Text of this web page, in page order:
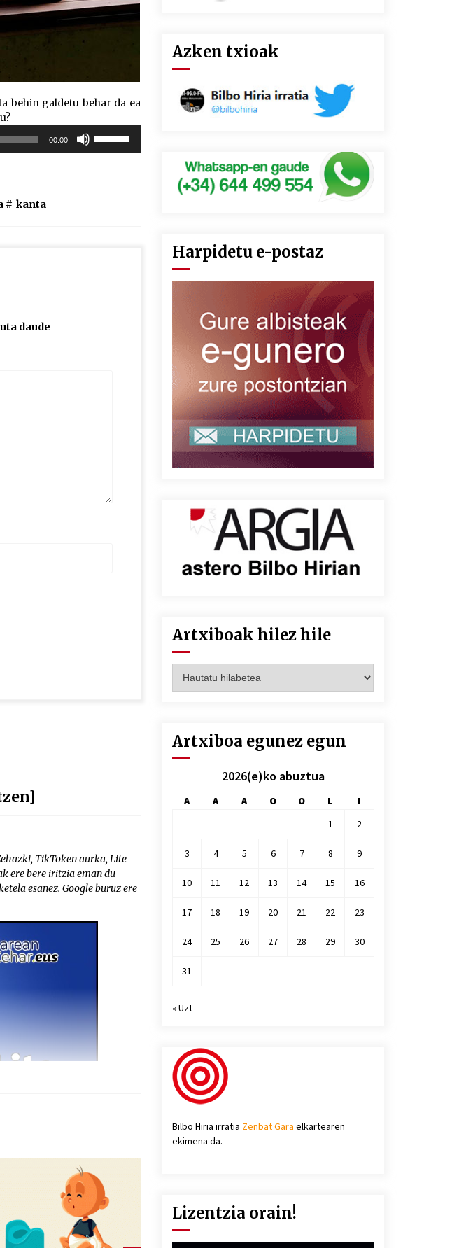
behin galdetu behar da ea
00:00
# kanta
daude
TikToken aurka, Lite
ere bere iritzia eman du
esanez. Google buruz ere
Azken txioak
Harpidetu e-postaz
Artxiboak hilez hile
hilez
Artxiboa egunez egun
2026(e)ko abuztua
A A A O O L
I
1
2
3 4 5 6 7 8 9
10 11 12 13 14 15 16
17 18 19 20 21 22 23
24 25 26 27 28 29 30
31
« Uzt
Bilbo Hiria irratia Zenbat Gara elkartearen
ekimena da.
Lizentzia orain!